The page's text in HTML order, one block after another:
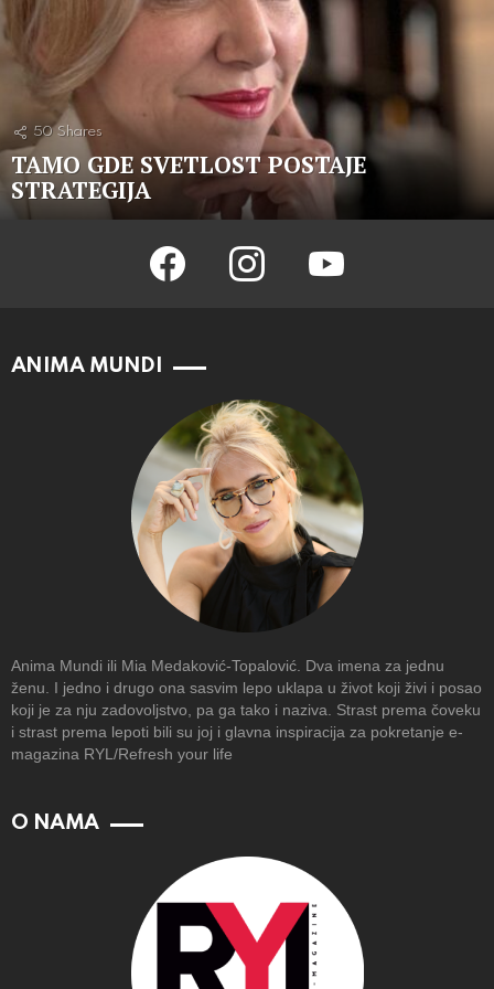
50 Shares
TAMO GDE SVETLOST POSTAJE
STRATEGIJA
facebook instagram youtube
ANIMA MUNDI
Anima Mundi ili Mia Medaković-Topalović. Dva imena za jednu
ženu. I jedno i drugo ona sasvim lepo uklapa u život koji živi i posao
koji je za nju zadovoljstvo, pa ga tako i naziva. Strast prema čoveku
i strast prema lepoti bili su joj i glavna inspiracija za pokretanje e-
magazina RYL/Refresh your life
O NAMA